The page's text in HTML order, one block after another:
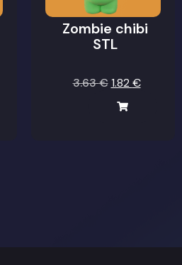
Zombie chibi
STL
3.63€ 1.82 €